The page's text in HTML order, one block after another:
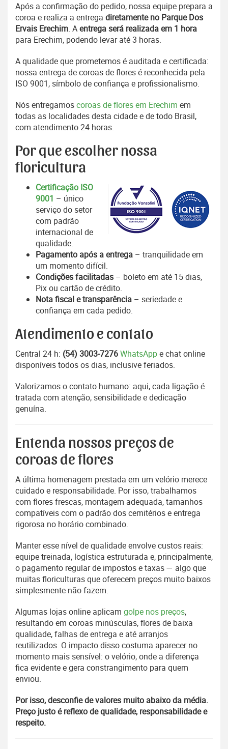
Após a confirmação do pedido, nossa equipe prepara a
coroa e realiza a entrega diretamente no Parque Dos
Ervais Erechim. Aentrega será realizada em 1 hora
para Erechim, podendo levar até 3 horas.
A qualidade que prometemos é auditada e certificada:
nossa entrega de coroas de flores é reconhecida pela
ISO 9001, símbolo de confiança e profissionalismo.
Nós entregamoscoroas de flores em Erechim em
todas as localidades desta cidade e de todo Brasil,
com atendimento 24 horas.
Por que escolher nossa
floricultura
Certificação ISO
9001 – único
serviço do setor
com padrão
internacional de
qualidade.
Pagamento após a entrega – tranquilidade em
um momento difícil.
Condições facilitadas – boleto em até 15 dias,
Pix ou cartão de crédito.
Nota fiscal e transparência – seriedade e
confiança em cada pedido.
Atendimento e contato
Central 24 h: (54) 3003-7276WhatsAppe chat online
disponíveis todos os dias, inclusive feriados.
Valorizamos o contato humano: aqui, cada ligação é
tratada com atenção, sensibilidade e dedicação
genuína.
Entenda nossos preços de
coroas de flores
A última homenagem prestada em um velório merece
cuidado e responsabilidade. Por isso, trabalhamos
com flores frescas, montagem adequada, tamanhos
compatíveis com o padrão dos cemitérios e entrega
rigorosa no horário combinado.
Manter esse nível de qualidade envolve custos reais:
equipe treinada, logística estruturada e, principalmente,
o pagamento regular de impostos e taxas — algo que
muitas floriculturas que oferecem preços muito baixos
simplesmente não fazem.
Algumas lojas online aplicam golpe nos preços,
resultando em coroas minúsculas, flores de baixa
qualidade, falhas de entrega e até arranjos
reutilizados. O impacto disso costuma aparecer no
momento mais sensível: o velório, onde a diferença
fica evidente e gera constrangimento para quem
enviou.
Por isso, desconfie de valores muito abaixo da média.
Preço justo é reflexo de qualidade, responsabilidade e
respeito.